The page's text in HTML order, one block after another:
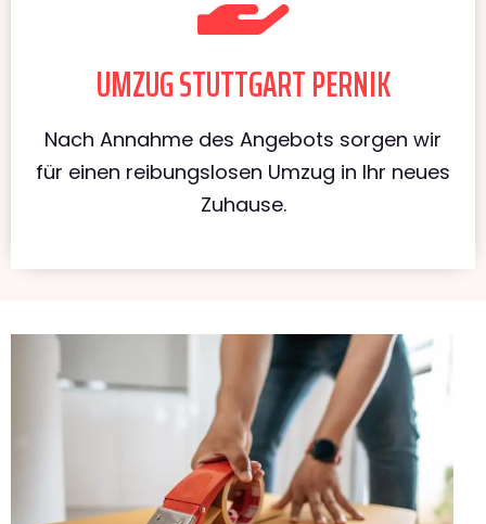
UMZUG STUTTGART PERNIK
Nach Annahme des Angebots sorgen wir
für einen reibungslosen Umzug in Ihr neues
Zuhause.